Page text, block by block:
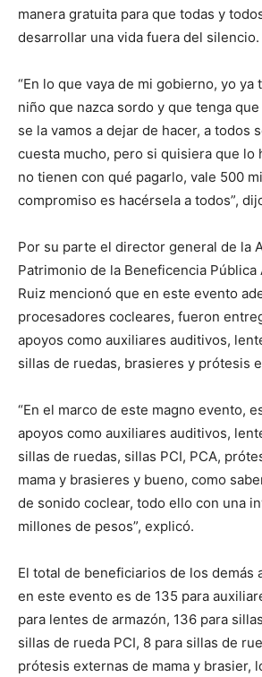
manera gratuita para que todas y
desarrollar una vida fuera del silencio.
“En lo que vaya de mi gobierno, yo ya
niño que nazca sordo y que tenga
se la vamos a dejar de hacer, a todos
cuesta mucho, pero si quisiera que lo
no tienen con qué pagarlo, vale 500
compromiso es hacérsela a todos”,
Por su parte el director general de la
Patrimonio de la Beneficencia Pública
Ruiz mencionó que en este evento
procesadores cocleares, fueron
apoyos como auxiliares auditivos,
sillas de ruedas, brasieres y prótesis
“En el marco de este magno evento,
apoyos como auxiliares auditivos,
sillas de ruedas, sillas PCI, PCA,
mama y brasieres y bueno, como
de sonido coclear, todo ello con una
millones de pesos”, explicó.
El total de beneficiarios de los demás
en este evento es de 135 para
para lentes de armazón, 136 para
sillas de rueda PCI, 8 para sillas de
prótesis externas de mama y brasier,